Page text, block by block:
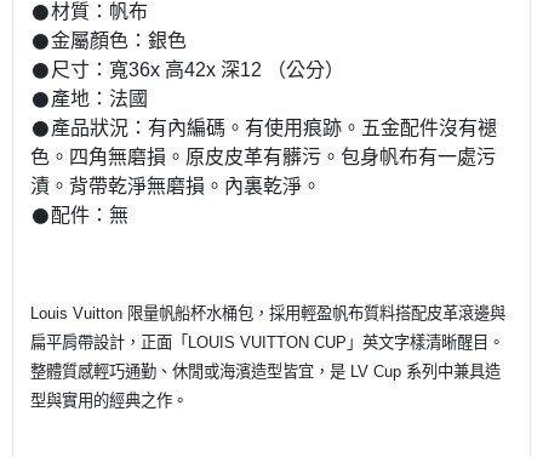
𒊹︎材質：帆布
𒊹︎金屬顏色：銀色
𒊹︎尺寸：寬36x 高42x 深12 （公分）
𒊹︎產地：法國
𒊹︎產品狀況：有內編碼。有使用痕跡。五金配件沒有褪
色。四角無磨損。原皮皮革有髒污。包身帆布有一處污
漬。背帶乾淨無磨損。內裏乾淨。
𒊹︎配件：無
Louis Vuitton 限量帆船杯水桶包，採用輕盈帆布質料搭配皮革滾邊與
扁平肩帶設計，正面「LOUIS VUITTON CUP」英文字樣清晰醒目。
整體質感輕巧通勤、休閒或海濱造型皆宜，是 LV Cup 系列中兼具造
型與實用的經典之作。